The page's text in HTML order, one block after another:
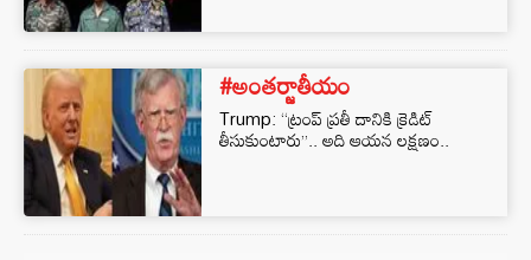
#అంతర్జాతీయం
Trump: ‘‘ట్రంప్ ప్రతీ దానికి క్రెడిట్
తీసుకుంటారు’’.. అది ఆయన లక్షణం..